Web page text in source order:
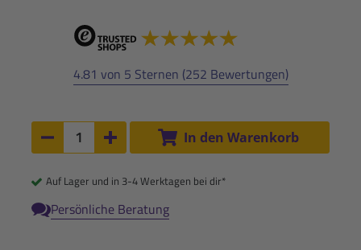
4.81 von 5 Sternen (252 Bewertungen)
Anzahl:
Anzahl um 1 verringern
Anzahl um 1 erhöhen
In den Warenkorb
Auf Lager und in 3-4 Werktagen bei dir*
Persönliche Beratung